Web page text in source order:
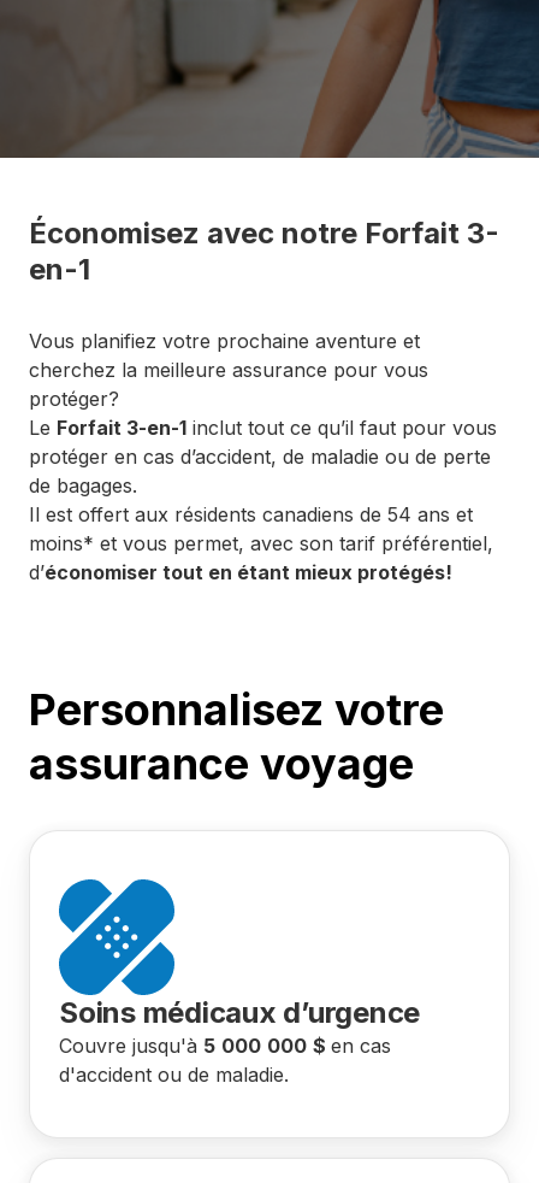
Économisez avec notre Forfait 3-
en-1​
Vous planifiez votre prochaine aventure et
cherchez la meilleure assurance pour vous
protéger?
Le Forfait 3-en-1 inclut tout ce qu’il faut pour vous
protéger en cas d’accident, de maladie ou de perte
de bagages.
Il est offert aux résidents canadiens de 54 ans et
moins* et vous permet, avec son tarif préférentiel,
d’économiser tout en étant mieux protégés!
Personnalisez votre
assurance voyage
Soins médicaux d’urgence
Couvre jusqu'à 5 000 000 $ en cas
d'accident ou de maladie.